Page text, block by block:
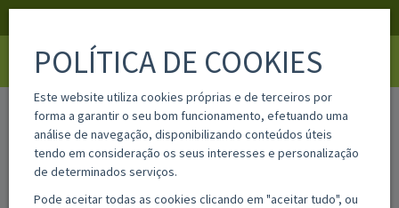
home do51947
POLÍTICA DE COOKIES
Este website utiliza cookies próprias e de terceiros por
forma a garantir o seu bom funcionamento, efetuando uma
análise de navegação, disponibilizando conteúdos úteis
tendo em consideração os seus interesses e personalização
de determinados serviços.
Pode aceitar todas as cookies clicando em "aceitar tudo", ou